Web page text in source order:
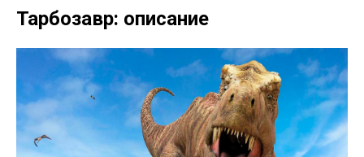
Тарбозавр: описание